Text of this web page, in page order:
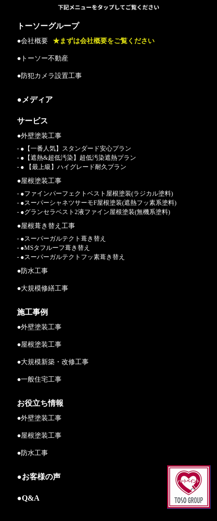
トーソーグループ
●会社概要 ★まずは会社概要をご覧ください
●トーソー不動産
●防犯カメラ設置工事
●メディア
サービス
●外壁塗装工事
- ●【一番人気】スタンダード安心プラン
- ●【遮熱&超低汚染】超低汚染遮熱プラン
- ● 【最上級】ハイグレード耐久プラン
●屋根塗装工事
- ●ファインパーフェクトベスト屋根塗装(ラジカル塗料)
- ●スーパーシャネツサーモF屋根塗装(遮熱フッ素系塗料)
- ●グランセラベスト2液ファイン屋根塗装(無機系塗料)
●屋根葺き替え工事
- ●スーパーガルテクト葺き替え
- ●MSタフルーフ葺き替え
- ●スーパーガルテクトフッ素葺き替え
●防水工事
●大規模修繕工事
施工事例
●外壁塗装工事
●屋根塗装工事
●大規模新築・改修工事
●一般住宅工事
お役立ち情報
●外壁塗装工事
●屋根塗装工事
●防水工事
●お客様の声
●Q&A